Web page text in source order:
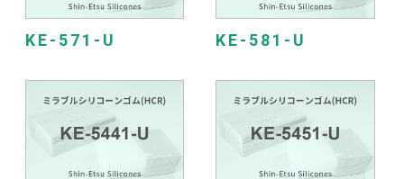
KE-571-U KE-581-U